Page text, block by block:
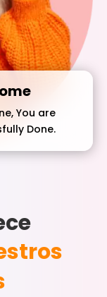
You are
Done.